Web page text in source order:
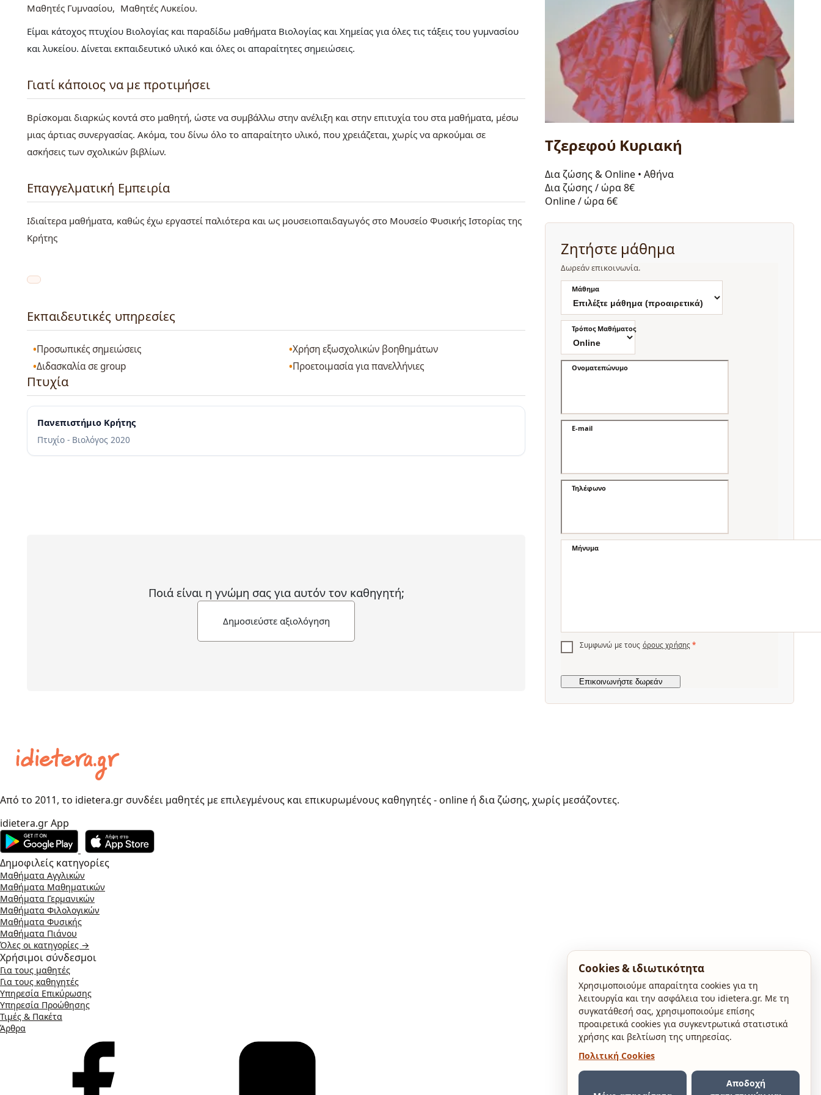
Μαθητές Γυμνασίου
Μαθητές Λυκείου
Είμαι κάτοχος πτυχίου Βιολογίας και παραδίδω μαθήματα Βιολογίας και Χημείας για όλες τις τάξεις του γυμνασίου
και λυκείου. Δίνεται εκπαιδευτικό υλικό και όλες οι απαραίτητες σημειώσεις.
Γιατί κάποιος να με προτιμήσει
Βρίσκομαι διαρκώς κοντά στο μαθητή, ώστε να συμβάλλω στην ανέλιξη και στην επιτυχία του στα μαθήματα, μέσω
μιας άρτιας συνεργασίας. Ακόμα, του δίνω όλο το απαραίτητο υλικό, που χρειάζεται, χωρίς να αρκούμαι σε
ασκήσεις των σχολικών βιβλίων.
Επαγγελματική Εμπειρία
Ιδιαίτερα μαθήματα, καθώς έχω εργαστεί παλιότερα και ως μουσειοπαιδαγωγός στο Μουσείο Φυσικής Ιστορίας της
Κρήτης
Εκπαιδευτικές υπηρεσίες
Προσωπικές σημειώσεις
Χρήση εξωσχολικών βοηθημάτων
Διδασκαλία σε group
Προετοιμασία για πανελλήνιες
Πτυχία
Πανεπιστήμιο Κρήτης
Πτυχίο - Βιολόγος 2020
Ποιά είναι η γνώμη σας για αυτόν τον καθηγητή;
Δημοσιεύστε αξιολόγηση
Τζερεφού Kυριακή
Δια ζώσης & Online • Αθήνα
Δια ζώσης / ώρα8€
Online / ώρα 6€
Ζητήστε μάθημα
Δωρεάν επικοινωνία.
Μάθημα
Τρόπος Μαθήματος
Ονοματεπώνυμο
E-mail
Τηλέφωνο
Μήνυμα
Συμφωνώ με τους όρους χρήσης *
Από το 2011, το idietera.gr συνδέει μαθητές με επιλεγμένους και επικυρωμένους καθηγητές - online ή δια ζώσης, χωρίς μεσάζοντες.
idietera.gr App
Δημοφιλείς κατηγορίες
Μαθήματα Αγγλικών
Μαθήματα Μαθηματικών
Μαθήματα Γερμανικών
Μαθήματα Φιλολογικών
Μαθήματα Φυσικής
Μαθήματα Πιάνου
Όλες οι κατηγορίες →
Χρήσιμοι σύνδεσμοι
Για τους μαθητές
Για τους καθηγητές
Υπηρεσία Επικύρωσης
Υπηρεσία Προώθησης
Τιμές & Πακέτα
Άρθρα
Cookies & ιδιωτικότητα
Χρησιμοποιούμε απαραίτητα cookies για τη
λειτουργία και την ασφάλεια του idietera.gr. Με τη
συγκατάθεσή σας, χρησιμοποιούμε επίσης
προαιρετικά cookies για συγκεντρωτικά στατιστικά
χρήσης και βελτίωση της υπηρεσίας.
Πολιτική Cookies
Αποδοχή